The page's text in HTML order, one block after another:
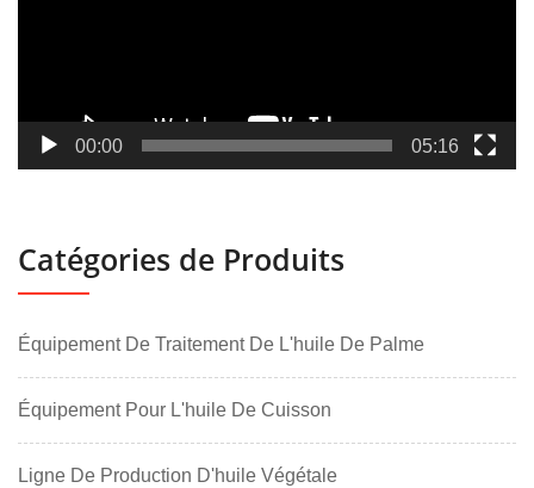
00:00 05:16
Catégories de Produits
Équipement De Traitement De L'huile De Palme
Équipement Pour L'huile De Cuisson
Ligne De Production D'huile Végétale